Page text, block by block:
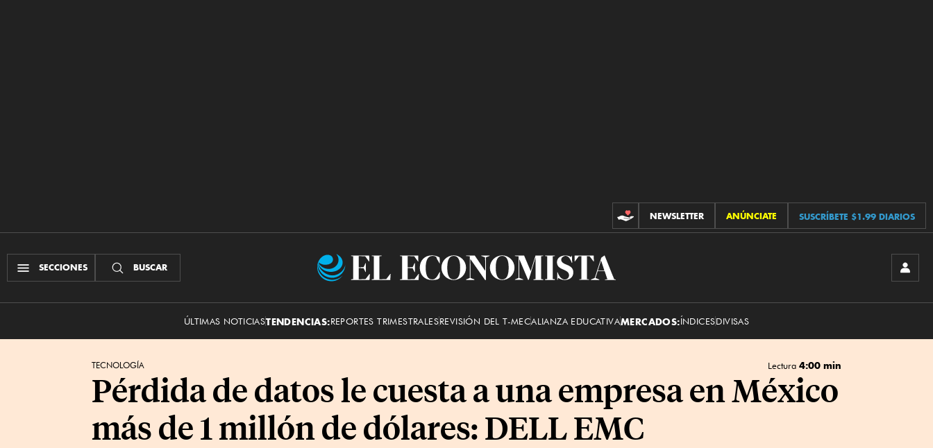
CONTRIBUCIONES
NEWSLETTER ANÚNCIATE SUSCRÍBETE $1.99 DIARIOS
SECCIONES BUSCAR
El
ÚLTIMAS NOTICIASTENDENCIAS:REPORTES TRIMESTRALESREVISIÓN DEL T-MECALIANZA EDUCATIVAMERCADOS:ÍNDICESDIVISAS
TECNOLOGÍA Lectura 4:00 min
Pérdida de datos le cuesta a una empresa en México
más de 1 millón de dólares: DELL EMC